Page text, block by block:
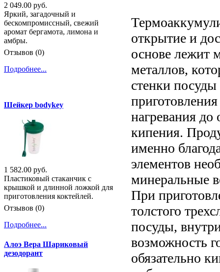
открытие и
основе лежит
металлов,
стенки посуды
приготовления
нагревания
кипения.
именно
элементов
минеральные
При
толстого
посуды,
возможность
обязательно
2 049.00 руб.
Яркий, загадочный и
бескомпромиссный, свежий
аромат бергамота, лимона и
амбры.
Отзывов (0)
Подробнее...
Шейкер bodykey
1 582.00 руб.
Пластиковый стаканчик с
крышкой и длинной ложкой для
приготовления коктейлей.
Отзывов (0)
Подробнее...
Алоэ Вера Шариковый
дезодорант